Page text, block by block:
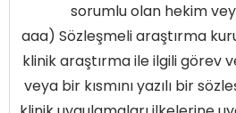
sorumlu olan hekim
aaa) Sözleşmeli araştırma
klinik araştırma ile ilgili görev
veya bir kısmını yazılı bir